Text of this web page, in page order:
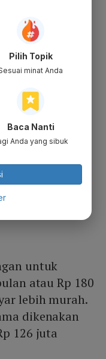
untuk
atau Rp 180
lebih murah.
dikenakan
126 juta
Pilih Topik
minat Anda
Baca Nanti
Anda yang sibuk